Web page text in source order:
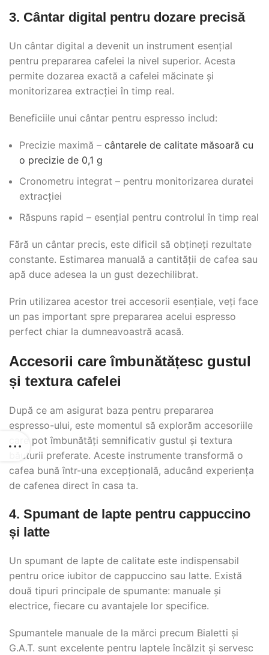
3. Cântar digital pentru dozare precisă
Un cântar digital a devenit un instrument esențial
pentru prepararea cafelei la nivel superior. Acesta
permite dozarea exactă a cafelei măcinate și
monitorizarea extracției în timp real.
Beneficiile unui cântar pentru espresso includ:
Precizie maximă – cântarele de calitate măsoară cu
o precizie de 0,1 g
Cronometru integrat – pentru monitorizarea duratei
extracției
Răspuns rapid – esențial pentru controlul în timp real
Fără un cântar precis, este dificil să obțineți rezultate
constante. Estimarea manuală a cantității de cafea sau
apă duce adesea la un gust dezechilibrat.
Prin utilizarea acestor trei accesorii esențiale, veți face
un pas important spre prepararea acelui espresso
perfect chiar la dumneavoastră acasă.
Accesorii care îmbunătățesc gustul
și textura cafelei
După ce am asigurat baza pentru prepararea
espresso-ului, este momentul să explorăm accesoriile
care pot îmbunătăți semnificativ gustul și textura
băuturii preferate. Aceste instrumente transformă o
cafea bună într-una excepțională, aducând experiența
de cafenea direct în casa ta.
4. Spumant de lapte pentru cappuccino
și latte
Un spumant de lapte de calitate este indispensabil
pentru orice iubitor de cappuccino sau latte. Există
două tipuri principale de spumante: manuale și
electrice, fiecare cu avantajele lor specifice.
Spumantele manuale de la mărci precum Bialetti și
G.A.T. sunt excelente pentru laptele încălzit și servesc